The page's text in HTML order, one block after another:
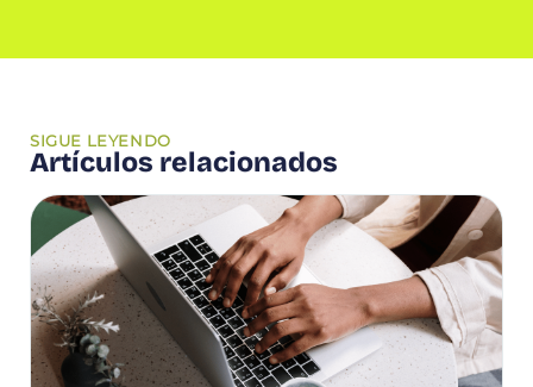
SIGUE LEYENDO
Artículos relacionados